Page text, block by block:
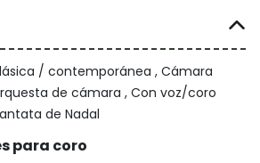
/ contemporánea , Cámara
de cámara , Con voz/coro
de Nadal
para coro